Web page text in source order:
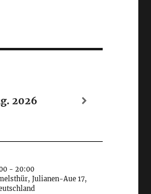
2026
- 20:00
Julianen-Aue 17,